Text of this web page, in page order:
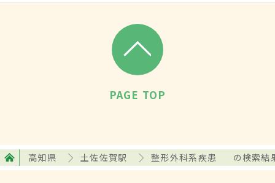
PAGE TOP
高知県 土佐佐賀駅 整形外科系疾患 の検索結